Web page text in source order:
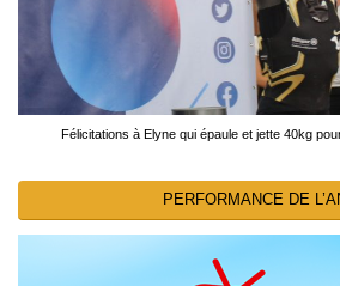
Félicitations à Elyne qui épaule et jette 40kg
PERFORMANCE DE